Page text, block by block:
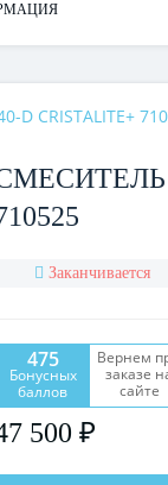
D CRISTALITE+
Заканчивается
475
Бонусных
баллов
Вернем
заказе
сайте
500 ₽